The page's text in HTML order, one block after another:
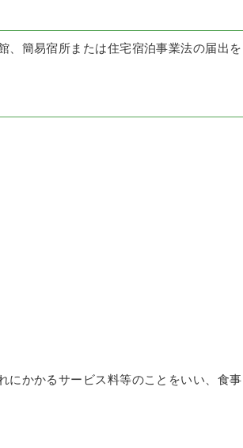
、簡易宿所または住宅宿泊事業法の届出を
にかかるサービス料等のことをいい、食事